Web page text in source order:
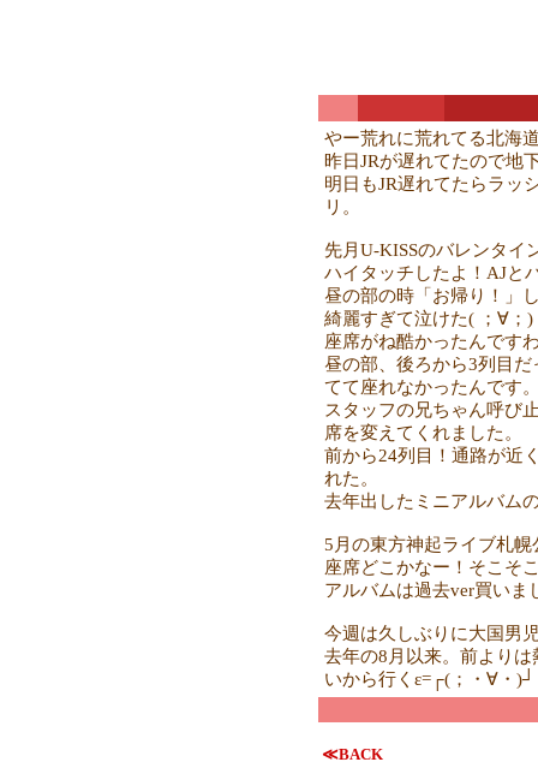
やー荒れに荒れてる北海
昨日JRが遅れてたので地
明日もJR遅れてたらラッ
リ。
先月U-KISSのバレンタイ
ハイタッチしたよ！AJと
昼の部の時「お帰り！」
綺麗すぎて泣けた( ；∀；)
座席がね酷かったんです
昼の部、後ろから3列目
てて座れなかったんです
スタッフの兄ちゃん呼び
席を変えてくれました。
前から24列目！通路が近
れた。
去年出したミニアルバム
5月の東方神起ライブ札
座席どこかなー！そこそ
アルバムは過去ver買い
今週は久しぶりに大国男
去年の8月以来。前より
いから行くε=┌(；・∀・)┘
≪BACK